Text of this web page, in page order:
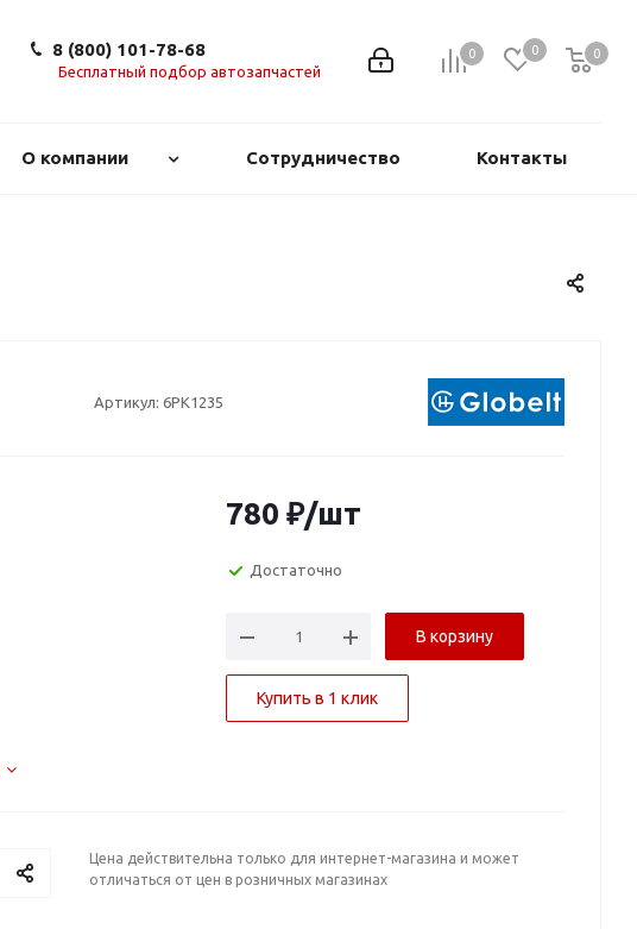
0 0 0
0
8 (800) 101-78-68
Бесплатный подбор автозапчастей
О компании Сотрудничество Контакты
Артикул: 6PK1235
780 ₽/шт
Достаточно
В корзину
Купить в 1 клик
Цена действительна только для интернет-магазина и может
отличаться от цен в розничных магазинах